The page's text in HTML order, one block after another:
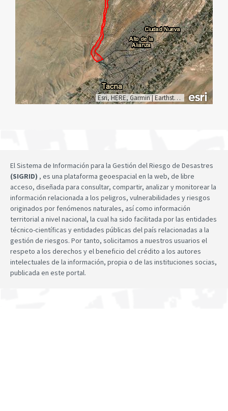
Esri, HERE, Garmin|Earthstar Geographics
El Sistema de Información para la Gestión del Riesgo de Desastres
(SIGRID) , es una plataforma geoespacial en la web, de libre
acceso, diseñada para consultar, compartir, analizar y monitorear la
información relacionada a los peligros, vulnerabilidades y riesgos
originados por fenómenos naturales, así como información
territorial a nivel nacional, la cual ha sido facilitada por las entidades
técnico-científicas y entidades públicas del país relacionadas a la
gestión de riesgos. Por tanto, solicitamos a nuestros usuarios el
respeto a los derechos y el beneficio del crédito a los autores
intelectuales de la información, propia o de las instituciones socias,
publicada en este portal.